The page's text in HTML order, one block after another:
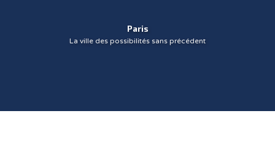
Paris
La ville des possibilités sans précédent